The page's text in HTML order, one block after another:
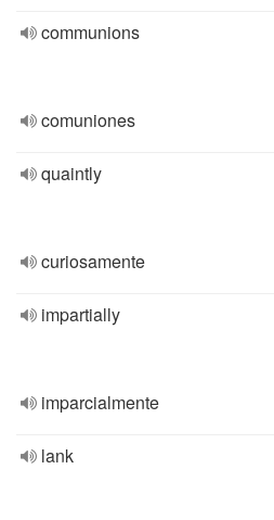
communions
comuniones
quaintly
curiosamente
impartially
imparcialmente
lank